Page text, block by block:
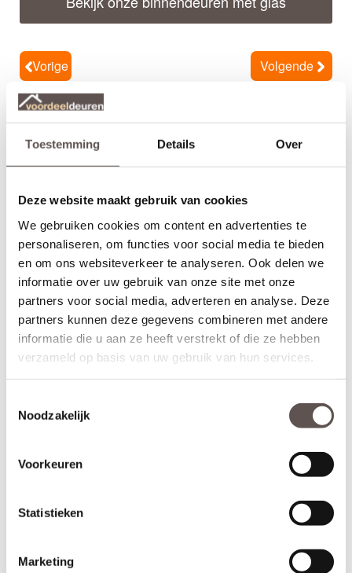
Toestemming Details Over
Deze website maakt gebruik van cookies
We gebruiken cookies om content en advertenties te
personaliseren, om functies voor social media te bieden
en om ons websiteverkeer te analyseren. Ook delen we
informatie over uw gebruik van onze site met onze
partners voor social media, adverteren en analyse. Deze
partners kunnen deze gegevens combineren met andere
informatie die u aan ze heeft verstrekt of die ze hebben
verzameld op basis van uw gebruik van hun services.
Noodzakelijk
Voorkeuren
Statistieken
Marketing
Vorige Volgende
Bel naar075-6572211
Snel antwoord?
Chat direct met onze deuren specialist voor al je
vragen.(8.00 tot 22.00 uur) Start chat
Rosbayerweg 103
1521 RW Wormerveer